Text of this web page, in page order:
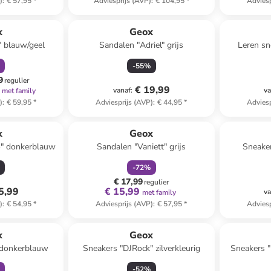
blauw/geel
regulier
met family
: € 59,95*
Geox
Sandalen "Adriel" grijs
-55%
vanaf: € 19,99
Adviesprijs (AVP): € 44,95*
Leren
donkerblauw
: € 54,95*
Geox
Sandalen "Vaniett" grijs
-72%
€ 17,99regulier
€ 15,99 met family
Adviesprijs (AVP): € 57,95*
Geox
Sneakers "DJRock" zilverkleurig Sneakers